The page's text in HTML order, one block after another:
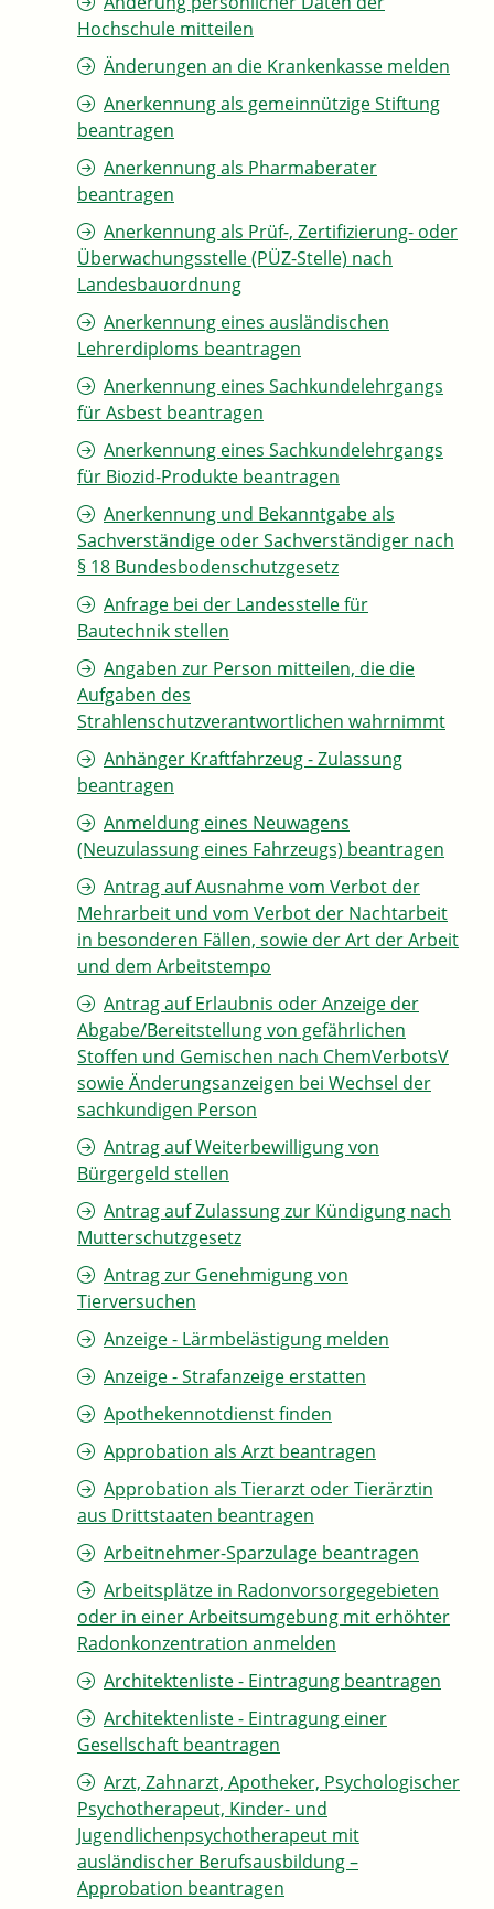
Hochschule mitteilen
Änderungen an die Krankenkasse melden
Anerkennung als gemeinnützige Stiftung
beantragen
Anerkennung als Pharmaberater
beantragen
Anerkennung als Prüf-, Zertifizierung- oder
Überwachungsstelle (PÜZ-Stelle) nach
Landesbauordnung
Anerkennung eines ausländischen
Lehrerdiploms beantragen
Anerkennung eines Sachkundelehrgangs
für Asbest beantragen
Anerkennung eines Sachkundelehrgangs
für Biozid-Produkte beantragen
Anerkennung und Bekanntgabe als
Sachverständige oder Sachverständiger nach
§ 18 Bundesbodenschutzgesetz
Anfrage bei der Landesstelle für
Bautechnik stellen
Angaben zur Person mitteilen, die die
Aufgaben des
Strahlenschutzverantwortlichen wahrnimmt
Anhänger Kraftfahrzeug - Zulassung
beantragen
Anmeldung eines Neuwagens
(Neuzulassung eines Fahrzeugs) beantragen
Antrag auf Ausnahme vom Verbot der
Mehrarbeit und vom Verbot der Nachtarbeit
in besonderen Fällen, sowie der Art der Arbeit
und dem Arbeitstempo
Antrag auf Erlaubnis oder Anzeige der
Abgabe/Bereitstellung von gefährlichen
Stoffen und Gemischen nach ChemVerbotsV
sowie Änderungsanzeigen bei Wechsel der
sachkundigen Person
Antrag auf Weiterbewilligung von
Bürgergeld stellen
Antrag auf Zulassung zur Kündigung nach
Mutterschutzgesetz
Antrag zur Genehmigung von
Tierversuchen
Anzeige - Lärmbelästigung melden
Anzeige - Strafanzeige erstatten
Apothekennotdienst finden
Approbation als Arzt beantragen
Approbation als Tierarzt oder Tierärztin
aus Drittstaaten beantragen
Arbeitnehmer-Sparzulage beantragen
Arbeitsplätze in Radonvorsorgegebieten
oder in einer Arbeitsumgebung mit erhöhter
Radonkonzentration anmelden
Architektenliste - Eintragung beantragen
Architektenliste - Eintragung einer
Gesellschaft beantragen
Arzt, Zahnarzt, Apotheker, Psychologischer
Psychotherapeut, Kinder- und
Jugendlichenpsychotherapeut mit
ausländischer Berufsausbildung –
Approbation beantragen